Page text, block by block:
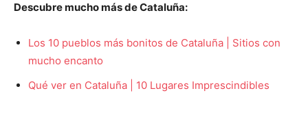
Descubre mucho más de Cataluña:
Los 10 pueblos más bonitos de Cataluña | Sitios con
mucho encanto
Qué ver en Cataluña | 10 Lugares Imprescindibles